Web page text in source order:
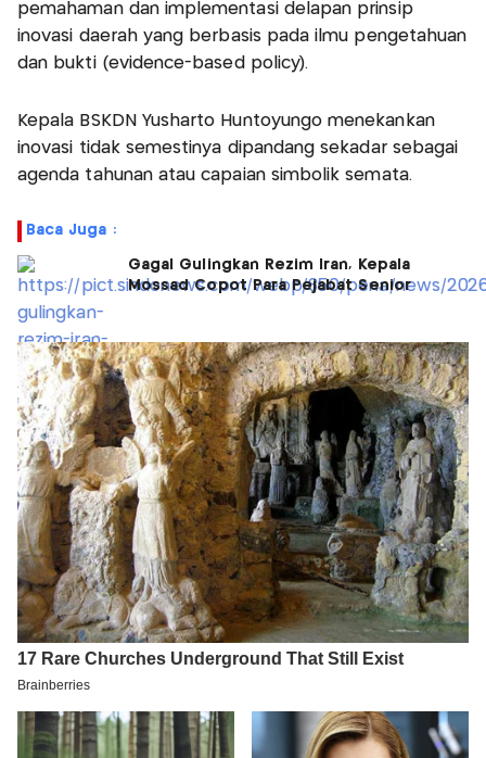
pemahaman dan implementasi delapan prinsip
inovasi daerah yang berbasis pada ilmu pengetahuan
dan bukti (evidence-based policy).
Kepala BSKDN Yusharto Huntoyungo menekankan
inovasi tidak semestinya dipandang sekadar sebagai
agenda tahunan atau capaian simbolik semata.
Baca Juga :
Gagal Gulingkan Rezim Iran, Kepala
Mossad Copot Para Pejabat Senior